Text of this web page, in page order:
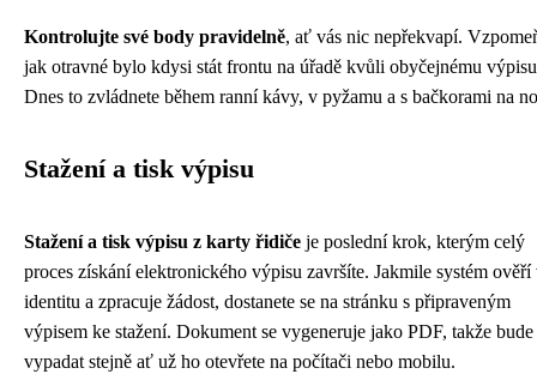
Kontrolujte své body pravidelně, ať vás nic nepřekvapí.
jak otravné bylo kdysi stát frontu na úřadě kvůli obyčejnému
Dnes to zvládnete během ranní kávy, v pyžamu a s bačkorami na
Stažení a tisk výpisu
Stažení a tisk výpisu z karty řidiče je poslední krok, kterým celý
proces získání elektronického výpisu završíte. Jakmile systém ověří
identitu a zpracuje žádost, dostanete se na stránku s připraveným
výpisem ke stažení. Dokument se vygeneruje jako PDF, takže bude
vypadat stejně ať už ho otevřete na počítači nebo mobilu.